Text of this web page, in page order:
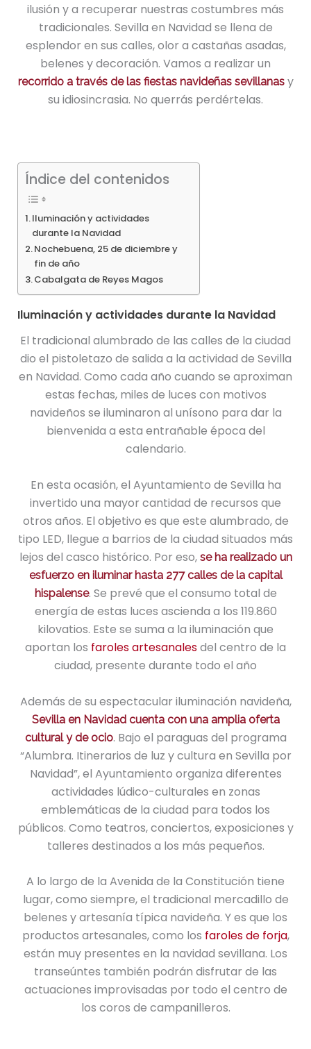
ilusión y a recuperar nuestras costumbres más
tradicionales. Sevilla en Navidad se llena de
esplendor en sus calles, olor a castañas asadas,
belenes y decoración. Vamos a realizar un
recorrido a través de las fiestas navideñas sevillanasy
su idiosincrasia. No querrás perdértelas.
Índice del contenidos
Iluminación y actividades
durante la Navidad
Nochebuena, 25 de diciembre y
fin de año
Cabalgata de Reyes Magos
Iluminación y actividades durante la Navidad
El tradicional alumbrado de las calles de la ciudad
dio el pistoletazo de salida a la actividad de Sevilla
en Navidad. Como cada año cuando se aproximan
estas fechas, miles de luces con motivos
navideños se iluminaron al unísono para dar la
bienvenida a esta entrañable época del
calendario.
En esta ocasión, el Ayuntamiento de Sevilla ha
invertido una mayor cantidad de recursos que
otros años. El objetivo es que este alumbrado, de
tipo LED, llegue a barrios de la ciudad situados más
lejos del casco histórico. Por eso, se ha realizado un
esfuerzo en iluminar hasta 277 calles de la capital
hispalense. Se prevé que el consumo total de
energía de estas luces ascienda a los 119.860
kilovatios. Este se suma a la iluminación que
aportan los faroles artesanalesdel centro de la
ciudad, presente durante todo el año
Además de su espectacular iluminación navideña,
Sevilla en Navidad cuenta con una amplia oferta
cultural y de ocio. Bajo el paraguas del programa
“Alumbra. Itinerarios de luz y cultura en Sevilla por
Navidad”, el Ayuntamiento organiza diferentes
actividades lúdico-culturales en zonas
emblemáticas de la ciudad para todos los
públicos. Como teatros, conciertos, exposiciones y
talleres destinados a los más pequeños.
A lo largo de la Avenida de la Constitución tiene
lugar, como siempre, el tradicional mercadillo de
belenes y artesanía típica navideña. Y es que los
productos artesanales, como los faroles de forja,
están muy presentes en la navidad sevillana. Los
transeúntes también podrán disfrutar de las
actuaciones improvisadas por todo el centro de
los coros de campanilleros.